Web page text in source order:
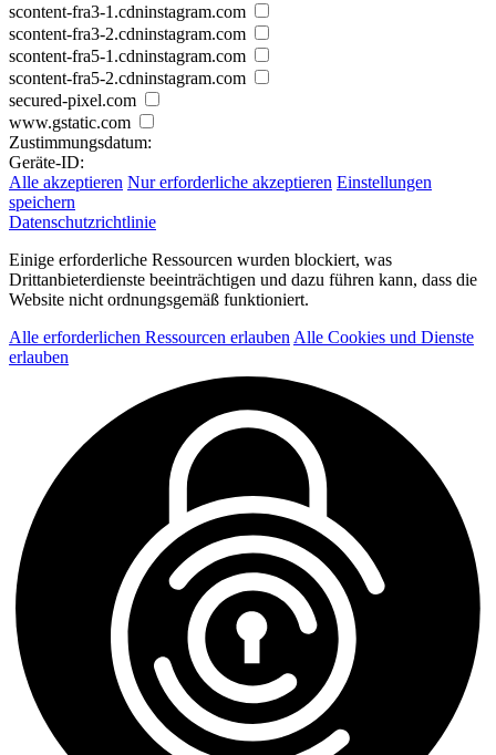
scontent-fra3-1.cdninstagram.com
scontent-fra3-2.cdninstagram.com
scontent-fra5-1.cdninstagram.com
scontent-fra5-2.cdninstagram.com
secured-pixel.com
www.gstatic.com
Zustimmungsdatum:
Geräte-ID:
Alle akzeptieren Nur erforderliche akzeptieren Einstellungen
speichern
Datenschutzrichtlinie
Einige erforderliche Ressourcen wurden blockiert, was
Drittanbieterdienste beeinträchtigen und dazu führen kann, dass die
Website nicht ordnungsgemäß funktioniert.
Alle erforderlichen Ressourcen erlauben Alle Cookies und Dienste
erlauben